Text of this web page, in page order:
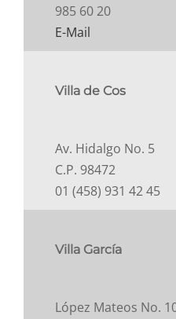
985 60 20
E-Mail
Villa de Cos
Av. Hidalgo No. 5
C.P. 98472
01 (458) 931 42 45
Villa García
López Mateos No.